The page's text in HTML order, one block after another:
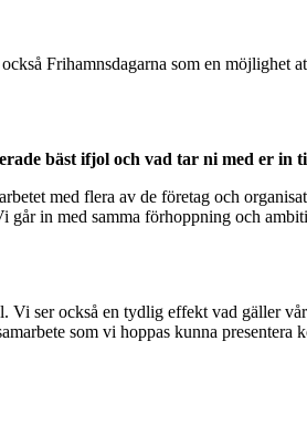
Frihamnsdagarna som en möjlighet
bäst ifjol och vad tar ni med er in
med flera av de företag och
in med samma förhoppning och
ser också en tydlig effekt vad gäller
som vi hoppas kunna presentera